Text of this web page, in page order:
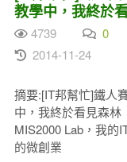
教學中，我終於
4739 0
2014-11-24
摘要:[IT邦幫忙]鐵人
中，我終於看見森林
MIS2000 Lab，我的
的微創業